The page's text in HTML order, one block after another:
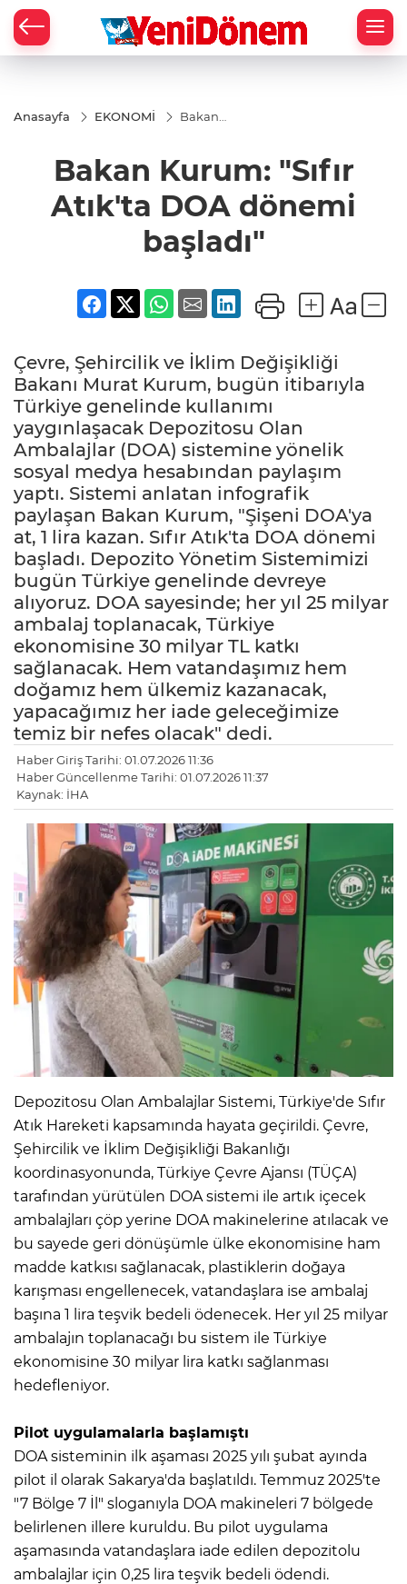
Anasayfa EKONOMİ
Bakan
Atık'ta
DOA
başladı"
Bakan Kurum: "Sıfır
Atık'ta DOA dönemi
başladı"
Çevre, Şehircilik ve İklim Değişikliği
Bakanı Murat Kurum, bugün itibarıyla
Türkiye genelinde kullanımı
yaygınlaşacak Depozitosu Olan
Ambalajlar (DOA) sistemine yönelik
sosyal medya hesabından paylaşım
yaptı. Sistemi anlatan infografik
paylaşan Bakan Kurum, "Şişeni DOA'ya
at, 1 lira kazan. Sıfır Atık'ta DOA dönemi
başladı. Depozito Yönetim Sistemimizi
bugün Türkiye genelinde devreye
alıyoruz. DOA sayesinde; her yıl 25 milyar
ambalaj toplanacak, Türkiye
ekonomisine 30 milyar TL katkı
sağlanacak. Hem vatandaşımız hem
doğamız hem ülkemiz kazanacak,
yapacağımız her iade geleceğimize
temiz bir nefes olacak" dedi.
Haber Giriş Tarihi: 01.07.2026 11:36
Haber Güncellenme Tarihi: 01.07.2026 11:37
Kaynak: İHA
Depozitosu Olan Ambalajlar Sistemi, Türkiye'de Sıfır
Atık Hareketi kapsamında hayata geçirildi. Çevre,
Şehircilik ve İklim Değişikliği Bakanlığı
koordinasyonunda, Türkiye Çevre Ajansı (TÜÇA)
tarafından yürütülen DOA sistemi ile artık içecek
ambalajları çöp yerine DOA makinelerine atılacak ve
bu sayede geri dönüşümle ülke ekonomisine ham
madde katkısı sağlanacak, plastiklerin doğaya
karışması engellenecek, vatandaşlara ise ambalaj
başına 1 lira teşvik bedeli ödenecek. Her yıl 25 milyar
ambalajın toplanacağı bu sistem ile Türkiye
ekonomisine 30 milyar lira katkı sağlanması
hedefleniyor.
Pilot uygulamalarla başlamıştı
DOA sisteminin ilk aşaması 2025 yılı şubat ayında
pilot il olarak Sakarya'da başlatıldı. Temmuz 2025'te
"7 Bölge 7 İl" sloganıyla DOA makineleri 7 bölgede
belirlenen illere kuruldu. Bu pilot uygulama
aşamasında vatandaşlara iade edilen depozitolu
ambalajlar için 0,25 lira teşvik bedeli ödendi.